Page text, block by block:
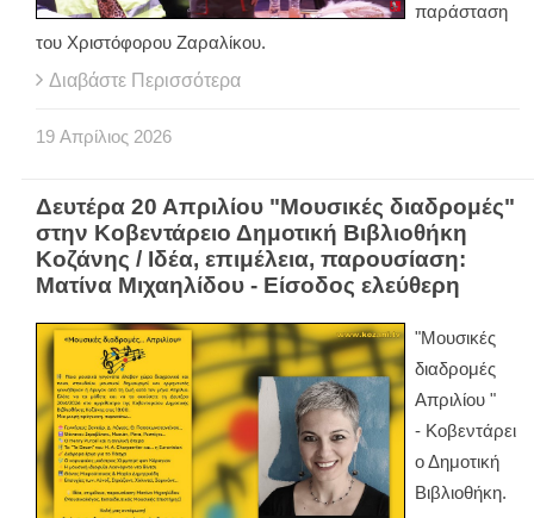
παράσταση
του Χριστόφορου Ζαραλίκου.
Διαβάστε Περισσότερα
19 Απρίλιος 2026
Δευτέρα 20 Απριλίου "Μουσικές διαδρομές"
στην Κοβεντάρειο Δημοτική Βιβλιοθήκη
Κοζάνης / Ιδέα, επιμέλεια, παρουσίαση:
Ματίνα Μιχαηλίδου - Είσοδος ελεύθερη
"Μουσικές
διαδρομές
Απριλίου "
- Κοβεντάρει
ο Δημοτική
Βιβλιοθήκη.